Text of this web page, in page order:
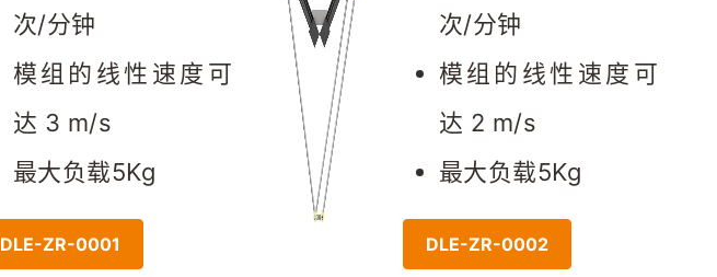
次/分钟
模组的线性速度可
达 3 m/s
最大负载5Kg
DLE-ZR-0001
次/分钟
模组的线性速度可
达 2 m/s
最大负载5Kg
DLE-ZR-0002